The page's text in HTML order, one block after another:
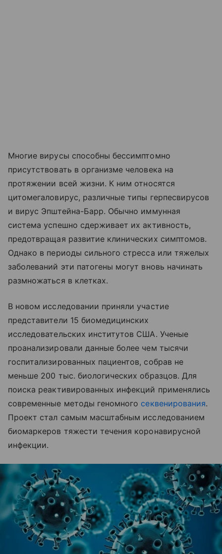
Многие вирусы способны бессимптомно
присутствовать в организме человека на
протяжении всей жизни. К ним относятся
цитомегаловирус, различные типы герпесвирусов
и вирус Эпштейна-Барр. Обычно иммунная
система успешно сдерживает их активность,
предотвращая развитие клинических симптомов.
Однако в периоды сильного стресса или тяжелых
заболеваний эти патогены могут вновь начинать
размножаться в клетках.
В новом исследовании приняли участие
представители 15 биомедицинских
исследовательских институтов США. Ученые
проанализировали данные более чем тысячи
госпитализированных пациентов, собрав не
меньше 200 тыс. биологических образцов. Для
поиска реактивированных инфекций применялись
современные методы геномного секвенирования.
Проект стал самым масштабным исследованием
биомаркеров тяжести течения коронавирусной
инфекции.